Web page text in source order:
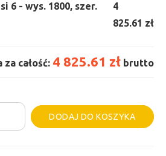
6 - wys. 1800, szer.
4
825.61 zł
za całość: 4 825.61 zł brutto
DODAJ DO KOSZYKA